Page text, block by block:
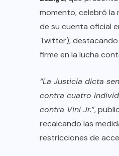
momento, celebró la
de su cuenta oficial
Twitter),
firme en la lucha
“La Justicia dicta
contra cuatro
contra Vini Jr.”,
recalcando las
restricciones de